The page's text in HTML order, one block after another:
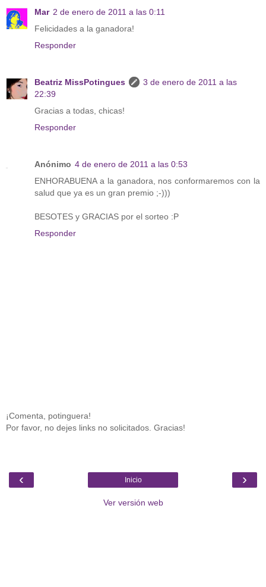
Mar 2 de enero de 2011 a las 0:11
Felicidades a la ganadora!
Responder
Beatriz MissPotingues
3 de enero de 2011 a las
22:39
Gracias a todas, chicas!
Responder
Anónimo 4 de enero de 2011 a las 0:53
ENHORABUENA a la ganadora, nos conformaremos con la
salud que ya es un gran premio ;-)))
BESOTES y GRACIAS por el sorteo :P
Responder
¡Comenta, potinguera!
Por favor, no dejes links no solicitados. Gracias!
‹ ›
Inicio
Ver versión web